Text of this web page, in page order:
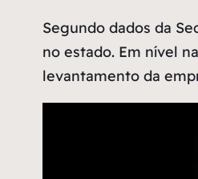
Segundo dados da
no estado. Em nível
levantamento da